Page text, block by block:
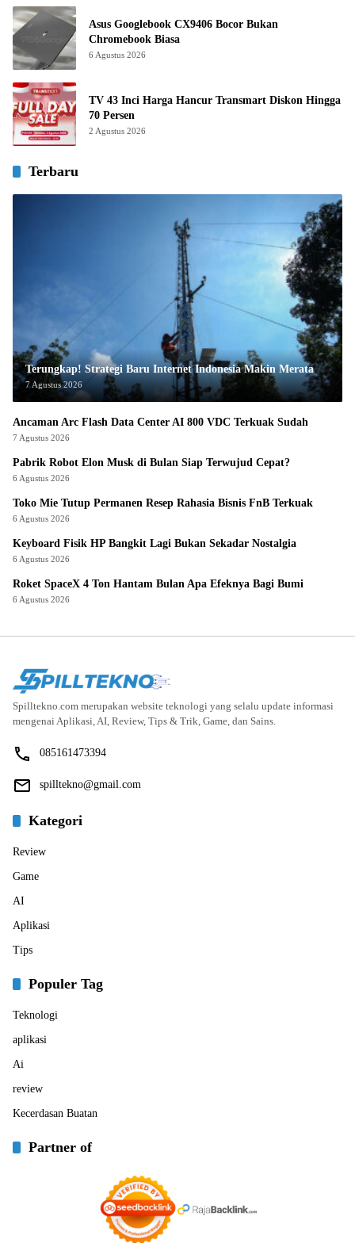
Asus Googlebook CX9406 Bocor Bukan
Chromebook Biasa
6 Agustus 2026
TV 43 Inci Harga Hancur Transmart Diskon Hingga
70 Persen
2 Agustus 2026
Terbaru
Terungkap! Strategi Baru Internet Indonesia Makin Merata
7 Agustus 2026
Ancaman Arc Flash Data Center AI 800 VDC Terkuak Sudah
7 Agustus 2026
Pabrik Robot Elon Musk di Bulan Siap Terwujud Cepat?
6 Agustus 2026
Toko Mie Tutup Permanen Resep Rahasia Bisnis FnB Terkuak
6 Agustus 2026
Keyboard Fisik HP Bangkit Lagi Bukan Sekadar Nostalgia
6 Agustus 2026
Roket SpaceX 4 Ton Hantam Bulan Apa Efeknya Bagi Bumi
6 Agustus 2026
Spilltekno.com merupakan website teknologi yang selalu update informasi
mengenai Aplikasi, AI, Review, Tips & Trik, Game, dan Sains.
085161473394
spilltekno@gmail.com
Kategori
Review
Game
AI
Aplikasi
Tips
Populer Tag
Teknologi
aplikasi
Ai
review
Kecerdasan Buatan
Partner of